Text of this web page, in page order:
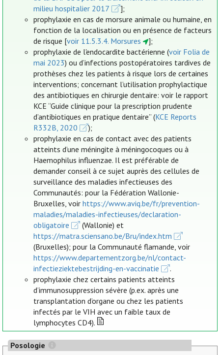
milieu hospitalier 2017
];
prophylaxie en cas de morsure animale ou humaine, en
fonction de la localisation ou en présence de facteurs
de risque [voir 11.5.3.4. Morsures
];
prophylaxie de l'endocardite bactérienne (voir Folia de
mai 2023) ou d’infections postopératoires tardives de
prothèses chez les patients à risque lors de certaines
interventions; concernant l’utilisation prophylactique
des antibiotiques en chirurgie dentaire: voir le rapport
KCE “Guide clinique pour la prescription prudente
d’antibiotiques en pratique dentaire” (KCE Reports
R332B, 2020
);
prophylaxie en cas de contact avec des patients
atteints d’une méningite à méningocoques ou à
Haemophilus influenzae. Il est préférable de
demander conseil à ce sujet auprès des cellules de
surveillance des maladies infectieuses des
Communautés: pour la Fédération Wallonie-
Bruxelles, voirhttps://www.aviq.be/fr/prevention-
maladies/maladies-infectieuses/declaration-
obligatoire
(Wallonie) et
https://matra.sciensano.be/Bru/index.htm
(Bruxelles); pour la Communauté flamande, voir
https://www.departementzorg.be/nl/contact-
infectieziektebestrijding-en-vaccinatie
.
prophylaxie chez certains patients atteints
d’immunosuppression sévère (p.ex. après une
transplantation d’organe ou chez les patients
infectés par le VIH avec un faible taux de
lymphocytes CD4).
Posologie